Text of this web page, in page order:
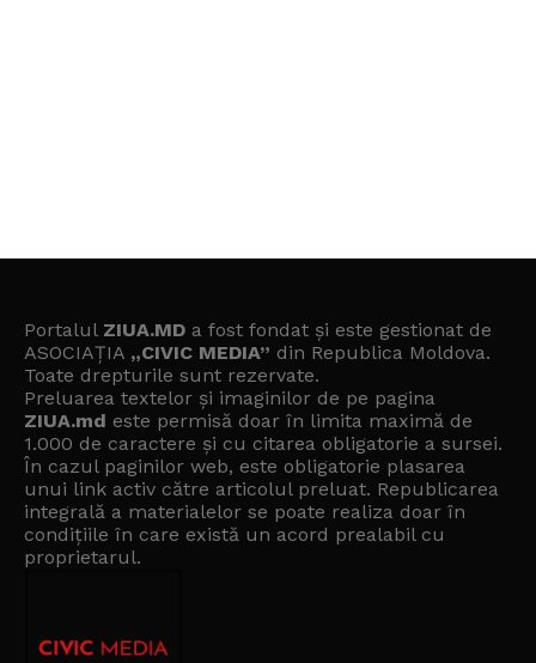
Portalul ZIUA.MD a fost fondat și este gestionat de
ASOCIAȚIA „CIVIC MEDIA” din Republica Moldova.
Toate drepturile sunt rezervate.
Preluarea textelor și imaginilor de pe pagina
ZIUA.md este permisă doar în limita maximă de
1.000 de caractere și cu citarea obligatorie a sursei.
În cazul paginilor web, este obligatorie plasarea
unui link activ către articolul preluat. Republicarea
integrală a materialelor se poate realiza doar în
condițiile în care există un acord prealabil cu
proprietarul.